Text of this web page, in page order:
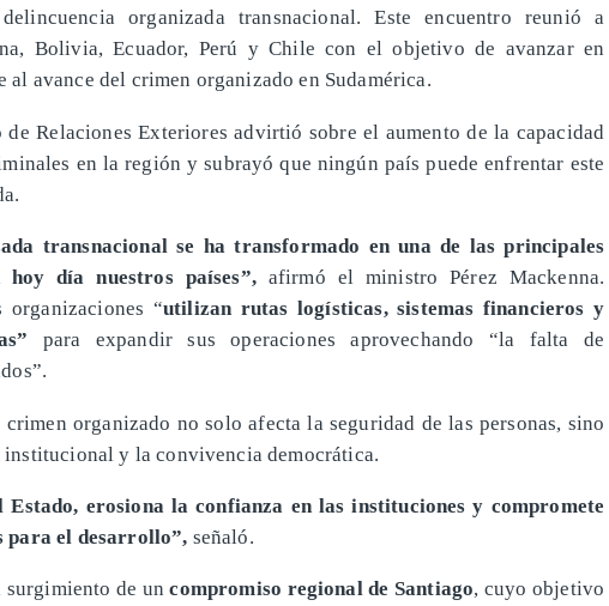
organizada transnacional. Este encuentro reunió a
Bolivia, Ecuador, Perú y Chile con el objetivo de avanzar en
al avance del crimen organizado en Sudamérica.
Relaciones Exteriores advirtió sobre el aumento de la capacidad
en la región y subrayó que ningún país puede enfrentar este
transnacional se ha transformado en una de las principales
hoy día nuestros países”,afirmó el ministro Pérez Mackenna.
organizaciones “utilizan rutas logísticas, sistemas financieros y
para expandir sus operaciones aprovechando “la falta de
organizado no solo afecta la seguridad de las personas, sino
y la convivencia democrática.
erosiona la confianza en las instituciones y compromete
para el desarrollo”, señaló.
surgimiento de uncompromiso regional de Santiago, cuyo objetivo